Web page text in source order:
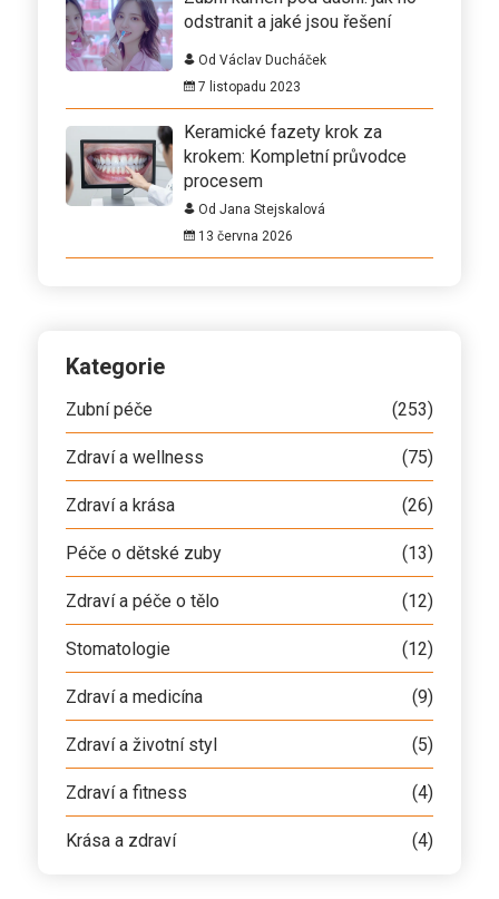
odstranit a jaké jsou řešení
Od Václav Ducháček
7 listopadu 2023
Keramické fazety krok za
krokem: Kompletní průvodce
procesem
Od Jana Stejskalová
13 června 2026
Kategorie
Zubní péče (253)
Zdraví a wellness (75)
Zdraví a krása (26)
Péče o dětské zuby (13)
Zdraví a péče o tělo (12)
Stomatologie (12)
Zdraví a medicína (9)
Zdraví a životní styl (5)
Zdraví a fitness (4)
Krása a zdraví (4)